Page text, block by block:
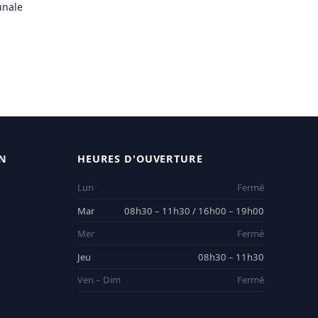
HEURES D'OUVERTURE
Lun
Fermé
Mar
08h30 – 11h30 / 16h00 – 19h00
Mer
Fermé
Jeu
08h30 – 11h30
Ven – Dim
Fermé